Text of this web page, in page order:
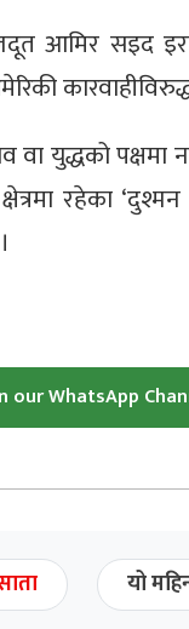
आमिर सइद
युद्धको पक्षमा
रहेका
our WhatsApp
यो